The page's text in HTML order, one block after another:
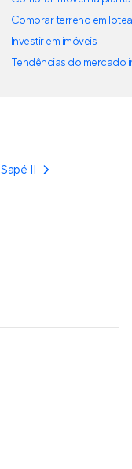
Comprar terreno em
Investir em imóveis
Tendências do mercado
Sapé II